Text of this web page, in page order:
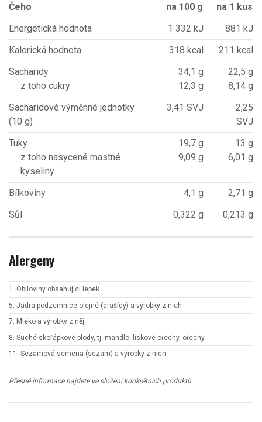
Čeho na 100 g
na 1 kus
Energetická hodnota
1 332 kJ
881 kJ
Kalorická hodnota
318 kcal
211 kcal
Sacharidy
z toho cukry
34,1 g
12,3 g
22,5 g
8,14 g
Sacharidové výměnné jednotky
(10 g)
3,41 SVJ
2,25
SVJ
Tuky
z toho nasycené mastné
kyseliny
19,7 g
9,09 g
13 g
6,01 g
Bílkoviny 4,1 g
2,71 g
Sůl
0,322 g 0,213 g
Alergeny
1. Obiloviny obsahující lepek
5. Jádra podzemnice olejné (arašídy) a výrobky z nich
7. Mléko a výrobky z něj
8. Suché skořápkové plody, tj. mandle, lískové ořechy, ořechy
11. Sezamová semena (sezam) a výrobky z nich
Přesné informace najdete ve složení konkrétních produktů